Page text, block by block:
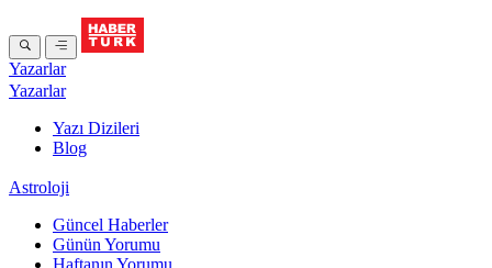
Yazarlar
Yazarlar
Yazı Dizileri
Blog
Astroloji
Güncel Haberler
Günün Yorumu
Haftanın Yorumu